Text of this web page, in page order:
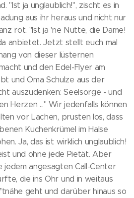
"Ist ja unglaublich!", zischt es in
aus ihr heraus und nicht nur
rot. "Ist ja 'ne Nutte, die Dame!
anbietet. Jetzt stellt euch mal
von dieser lüsternen
und den Edel-Flyer am
und Oma Schulze aus der
auszudenken: Seelsorge - und
Herzen ..." Wir jedenfalls können
vor Lachen, prusten los, dass
Kuchenkrümel im Halse
Ja, das ist wirklich unglaublich!
und ohne jede Pietät. Aber
jedem angesagten Call-Center
die ins Ohr und in weitaus
geht und darüber hinaus so